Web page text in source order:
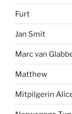
Furt
Jan Smit
Marc van
Matthew
Mitpilgerin